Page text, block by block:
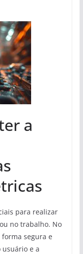
a
para realizar
no trabalho. No
segura e
e a